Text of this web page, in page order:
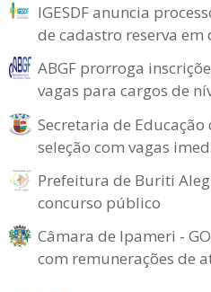
IGESDF anuncia
de cadastro reserva em
ABGF prorroga
vagas para cargos de
Secretaria de Educação
seleção com vagas
Prefeitura de Buriti
concurso público
Câmara de Ipameri -
com remunerações de